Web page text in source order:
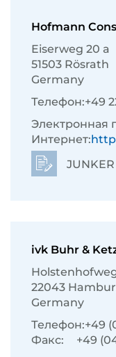
Hofmann
Eiserweg 20 a
51503 Rösrath
Germany
Телефон:+49
Электронная
Интернет:
ivk Buhr &
22043
Germany
Телефон:+49
Факс:
+49